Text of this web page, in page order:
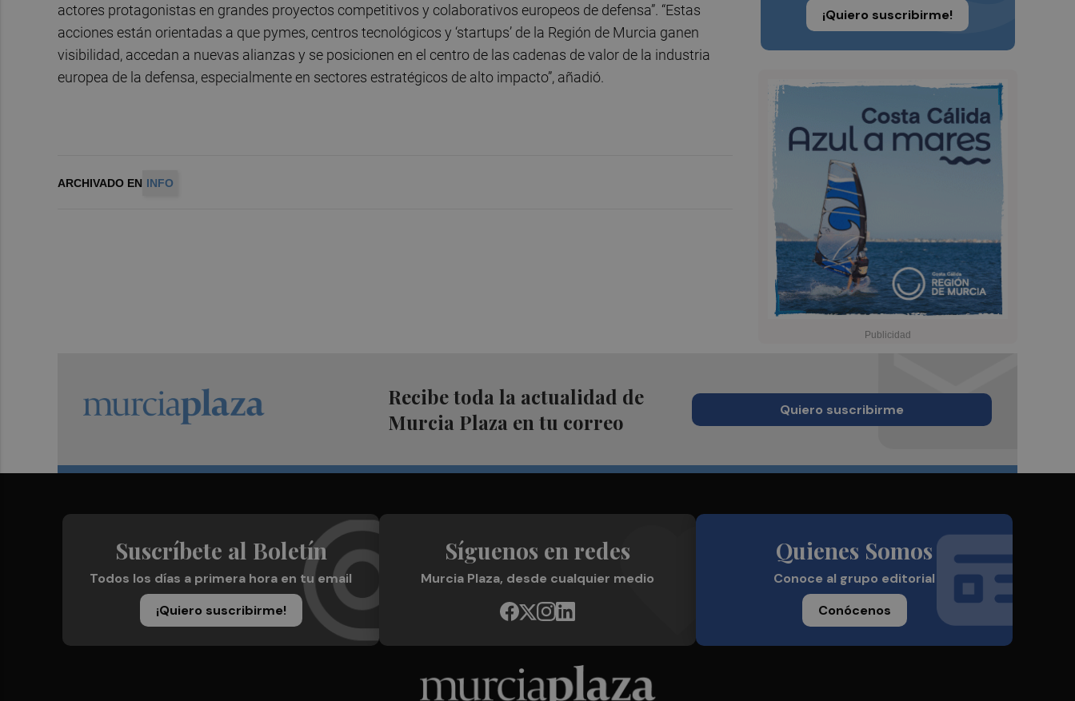
¡Quiero suscribirme!
actores protagonistas en grandes proyectos competitivos y colaborativos europeos de defensa”. “Estas
acciones están orientadas a que pymes, centros tecnológicos y ‘startups’ de la Región de Murcia ganen
visibilidad, accedan a nuevas alianzas y se posicionen en el centro de las cadenas de valor de la industria
europea de la defensa, especialmente en sectores estratégicos de alto impacto”, añadió.
ARCHIVADO EN INFO
Recibe toda la actualidad de
Murcia Plaza en tu correo
Quiero suscribirme
Suscríbete al Boletín
Todos los días a primera hora en tu email
¡Quiero suscribirme!
Síguenos en redes
Murcia Plaza, desde cualquier medio
Quienes Somos
Conoce al grupo editorial
Conócenos